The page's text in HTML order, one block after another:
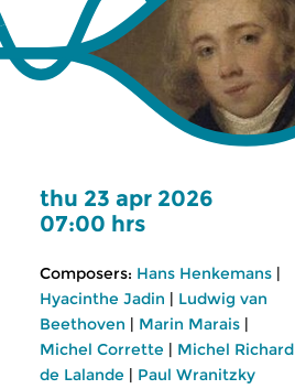
thu 23 apr 2026
07:00 hrs
Composers: Hans Henkemans |
Hyacinthe Jadin | Ludwig van
Beethoven | Marin Marais |
Michel Corrette | Michel Richard
de Lalande | Paul Wranitzky